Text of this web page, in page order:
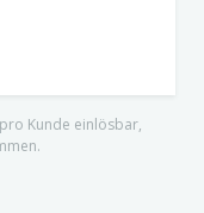
Kunde einlösbar,